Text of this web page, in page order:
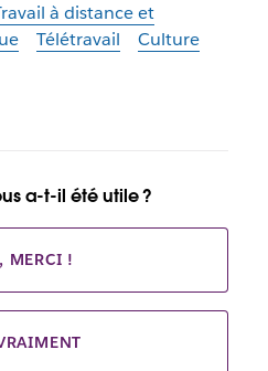
à distance et
Télétravail
Culture
a-t-il été utile ?
MERCI !